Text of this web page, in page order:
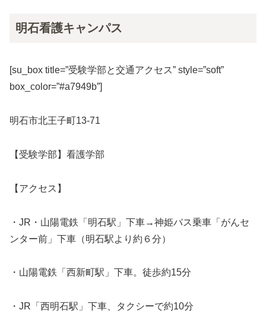
明石看護キャンパス
[su_box title=”受験学部と交通アクセス” style=”soft”
box_color=”#a7949b”]
明石市北王子町13-71
【受験学部】看護学部
【アクセス】
・JR・山陽電鉄「明石駅」下車→神姫バス乗車「がんセ
ンター前」下車（明石駅より約６分）
・山陽電鉄「西新町駅」下車。徒歩約15分
・JR「西明石駅」下車、タクシーで約10分